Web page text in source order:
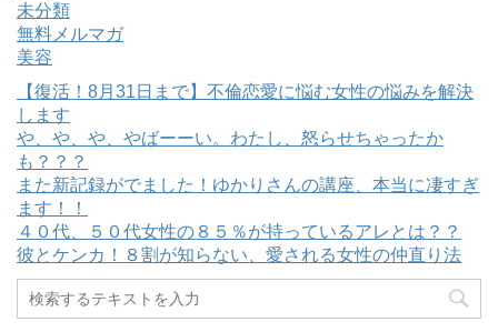
未分類
無料メルマガ
美容
【復活！8月31日まで】不倫恋愛に悩む女性の悩みを解決
します
や、や、や、やばーーい。わたし、怒らせちゃったか
も？？？
また新記録がでました！ゆかりさんの講座、本当に凄すぎ
ます！！
４０代、５０代女性の８５％が持っているアレとは？？
彼とケンカ！８割が知らない、愛される女性の仲直り法